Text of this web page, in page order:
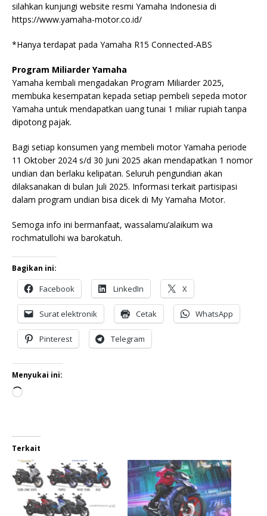
silahkan kunjungi website resmi Yamaha Indonesia di
https://www.yamaha-motor.co.id/
*Hanya terdapat pada Yamaha R15 Connected-ABS
Program Miliarder Yamaha
Yamaha kembali mengadakan Program Miliarder 2025,
membuka kesempatan kepada setiap pembeli sepeda motor
Yamaha untuk mendapatkan uang tunai 1 miliar rupiah tanpa
dipotong pajak.
Bagi setiap konsumen yang membeli motor Yamaha periode
11 Oktober 2024 s/d 30 Juni 2025 akan mendapatkan 1 nomor
undian dan berlaku kelipatan. Seluruh pengundian akan
dilaksanakan di bulan Juli 2025. Informasi terkait partisipasi
dalam program undian bisa dicek di My Yamaha Motor.
Semoga info ini bermanfaat, wassalamu’alaikum wa
rochmatullohi wa barokatuh.
Bagikan ini:
Facebook LinkedIn X
Surat elektronik Cetak WhatsApp
Pinterest Telegram
Menyukai ini:
Terkait